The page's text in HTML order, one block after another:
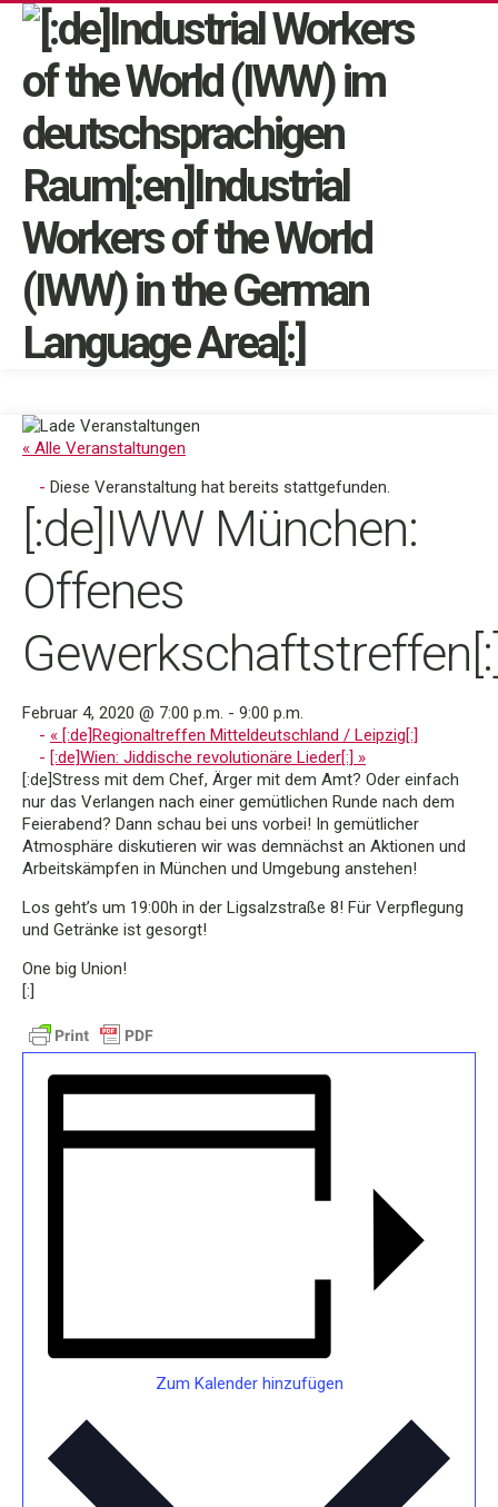
« Alle Veranstaltungen
Diese Veranstaltung hat bereits stattgefunden.
[:de]IWW München:
Offenes
Februar 4, 2020 @ 7:00 p.m. - 9:00 p.m.
« [:de]Regionaltreffen Mitteldeutschland / Leipzig[:]
[:de]Wien: Jiddische revolutionäre Lieder[:] »
[:de]Stress mit dem Chef, Ärger mit dem Amt? Oder einfach
nur das Verlangen nach einer gemütlichen Runde nach dem
Feierabend? Dann schau bei uns vorbei! In gemütlicher
Atmosphäre diskutieren wir was demnächst an Aktionen und
Arbeitskämpfen in München und Umgebung anstehen!
Los geht’s um 19:00h in der Ligsalzstraße 8! Für Verpflegung
und Getränke ist gesorgt!
One big Union!
[:]
Zum Kalender hinzufügen